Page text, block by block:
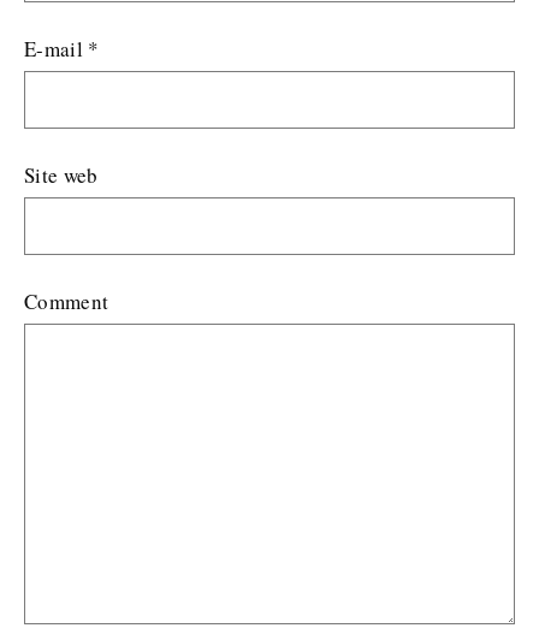
E-mail *
Site web
Comment